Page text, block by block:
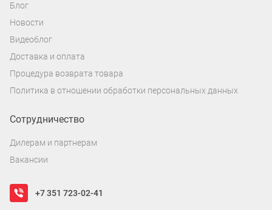
Блог
Новости
Видеоблог
Доставка и оплата
Процедура возврата товара
Политика в отношении обработки персональных данных
Сотрудничество
Дилерам и партнерам
Вакансии
+7 351 723-02-41